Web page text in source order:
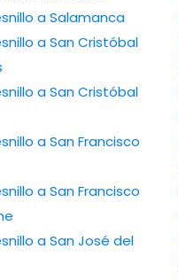
a Salamanca
a San Cristóbal
a San Cristóbal
a San Francisco
a San Francisco
a San José del